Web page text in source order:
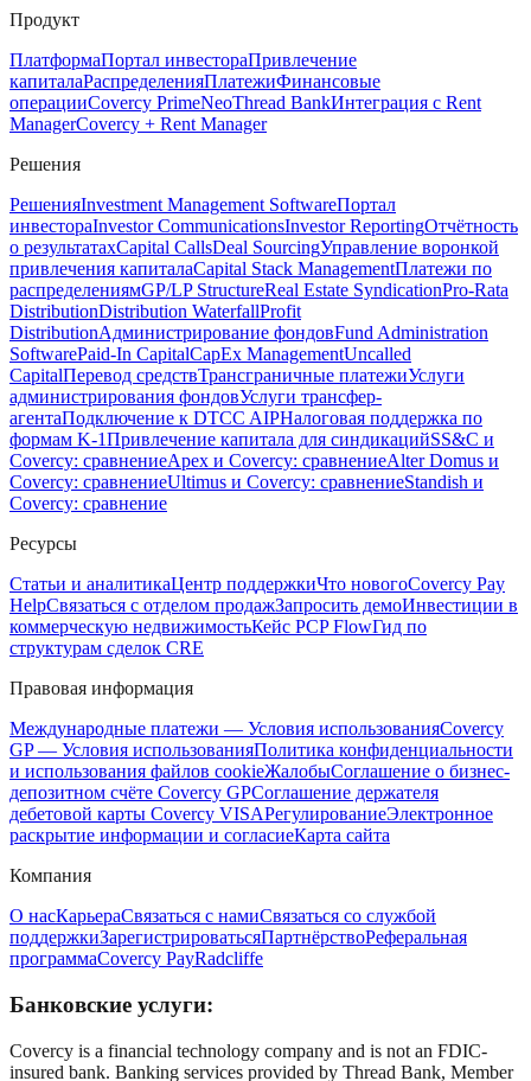
Продукт
ПлатформаПортал инвестораПривлечение
капиталаРаспределенияПлатежиФинансовые
операцииCovercy PrimeNeoThread BankИнтеграция с Rent
ManagerCovercy + Rent Manager
Решения
РешенияInvestment Management SoftwareПортал
инвестораInvestor CommunicationsInvestor ReportingОтчётность
о результатахCapital CallsDeal SourcingУправление воронкой
привлечения капиталаCapital Stack ManagementПлатежи по
распределениямGP/LP StructureReal Estate SyndicationPro-Rata
DistributionDistribution WaterfallProfit
DistributionАдминистрирование фондовFund Administration
SoftwarePaid-In CapitalCapEx ManagementUncalled
CapitalПеревод средствТрансграничные платежиУслуги
администрирования фондовУслуги трансфер-
агентаПодключение к DTCC AIPНалоговая поддержка по
формам K-1Привлечение капитала для синдикацийSS&C и
Covercy: сравнениеApex и Covercy: сравнениеAlter Domus и
Covercy: сравнениеUltimus и Covercy: сравнениеStandish и
Covercy: сравнение
Ресурсы
Статьи и аналитикаЦентр поддержкиЧто новогоCovercy Pay
HelpСвязаться с отделом продажЗапросить демоИнвестиции в
коммерческую недвижимостьКейс PCP FlowГид по
структурам сделок CRE
Правовая информация
Международные платежи — Условия использованияCovercy
GP — Условия использованияПолитика конфиденциальности
и использования файлов cookieЖалобыСоглашение о бизнес-
депозитном счёте Covercy GPСоглашение держателя
дебетовой карты Covercy VISAРегулированиеЭлектронное
раскрытие информации и согласиеКарта сайта
Компания
О насКарьераСвязаться с намиСвязаться со службой
поддержкиЗарегистрироватьсяПартнёрствоРеферальная
программаCovercy PayRadcliffe
Банковские услуги:
Covercy is a financial technology company and is not an FDIC-
insured bank. Banking services provided by Thread Bank, Member